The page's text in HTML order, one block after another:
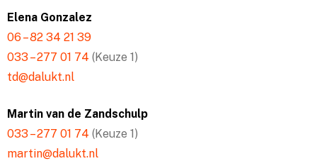
Elena Gonzalez
06 – 82 34 21 39
033 – 277 01 74 (Keuze 1)
td@dalukt.nl
Martin van de Zandschulp
033 – 277 01 74 (Keuze 1)
martin@dalukt.nl